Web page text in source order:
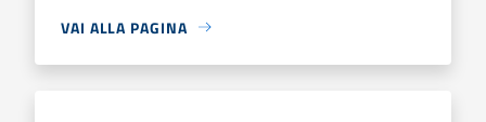
VAI ALLA PAGINA